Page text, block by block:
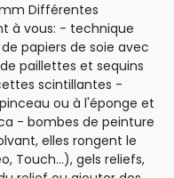
Différentes
à vous: - technique
papiers de soie avec
paillettes et sequins
scintillantes -
ou à l'éponge et
- bombes de peinture
elles rongent le
Touch...), gels reliefs,